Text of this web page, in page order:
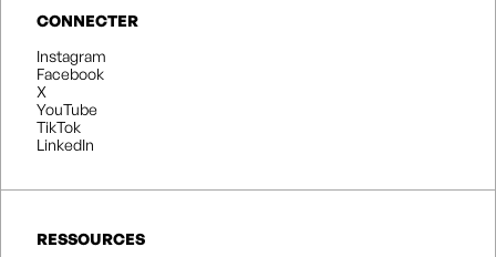
CONNECTER
Instagram
Facebook
X
YouTube
TikTok
LinkedIn
RESSOURCES